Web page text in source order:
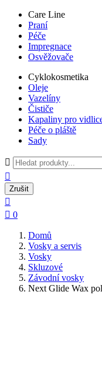
Care Line
Praní
Péče
Impregnace
Osvěžovače
Cyklokosmetika
Oleje
Vazelíny
Čističe
Kapaliny pro
Péče o pláště
Sady


Zrušit

 0
Domů
Vosky a servis
Vosky
Skluzové
Závodní vosky
Next Glide Wax